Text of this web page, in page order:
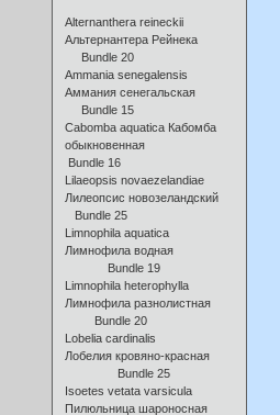
Alternanthera reineckii
Альтернантера Рейнека
Bundle 20
Ammania senegalensis
Аммания сенегальская
Bundle 15
Cabomba aquatica Кабомба
обыкновенная
Bundle 16
Lilaeopsis novaezelandiae
Лилеопсис новозеландский
Bundle 25
Limnophila aquatica
Лимнофила водная
Bundle 19
Limnophila heterophylla
Лимнофила разнолистная
Bundle 20
Lobelia cardinalis
Лобелия кровяно-красная
Bundle 25
Isoetes vetata varsicula
Пилюльница шароносная